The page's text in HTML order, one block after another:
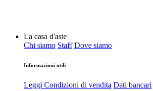
La casa d'aste
Chi siamo Staff Dove siamo
Informazioni utili
Leggi Condizioni di vendita Dati bancari